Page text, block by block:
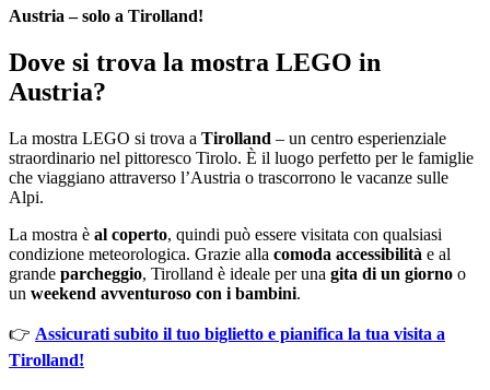
Austria – solo a Tirolland!
Dove si trova la mostra LEGO in
Austria?
La mostra LEGO si trova a Tirolland – un centro esperienziale
straordinario nel pittoresco Tirolo. È il luogo perfetto per le famiglie
che viaggiano attraverso l’Austria o trascorrono le vacanze sulle
Alpi.
La mostra è al coperto, quindi può essere visitata con qualsiasi
condizione meteorologica. Grazie alla comoda accessibilità e al
grande parcheggio, Tirolland è ideale per una gita di un giorno o
un weekend avventuroso con i bambini.
👉 Assicurati subito il tuo biglietto e pianifica la tua visita a
Tirolland!